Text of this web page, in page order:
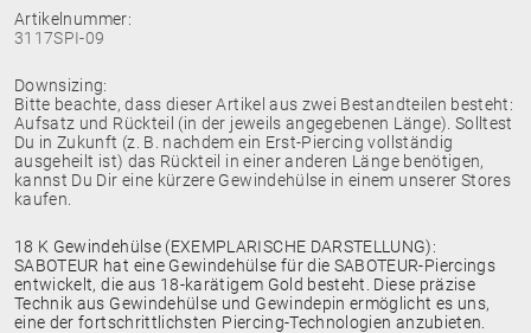
Artikelnummer:
3117SPI-09
Downsizing:
Bitte beachte, dass dieser Artikel aus zwei Bestandteilen besteht:
Aufsatz und Rückteil (in der jeweils angegebenen Länge). Solltest
Du in Zukunft (z. B. nachdem ein Erst-Piercing vollständig
ausgeheilt ist) das Rückteil in einer anderen Länge benötigen,
kannst Du Dir eine kürzere Gewindehülse in einem unserer Stores
kaufen.
18 K Gewindehülse (EXEMPLARISCHE DARSTELLUNG):
SABOTEUR hat eine Gewindehülse für die SABOTEUR-Piercings
entwickelt, die aus 18-karätigem Gold besteht. Diese präzise
Technik aus Gewindehülse und Gewindepin ermöglicht es uns,
eine der fortschrittlichsten Piercing-Technologien anzubieten.